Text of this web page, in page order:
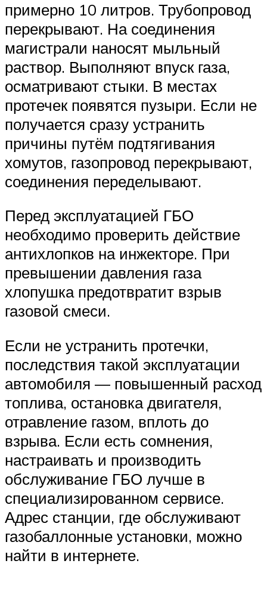
примерно 10 литров. Трубопровод
перекрывают. На соединения
магистрали наносят мыльный
раствор. Выполняют впуск газа,
осматривают стыки. В местах
протечек появятся пузыри. Если не
получается сразу устранить
причины путём подтягивания
хомутов, газопровод перекрывают,
соединения переделывают.
Перед эксплуатацией ГБО
необходимо проверить действие
антихлопков на инжекторе. При
превышении давления газа
хлопушка предотвратит взрыв
газовой смеси.
Если не устранить протечки,
последствия такой эксплуатации
автомобиля — повышенный расход
топлива, остановка двигателя,
отравление газом, вплоть до
взрыва. Если есть сомнения,
настраивать и производить
обслуживание ГБО лучше в
специализированном сервисе.
Адрес станции, где обслуживают
газобаллонные установки, можно
найти в интернете.